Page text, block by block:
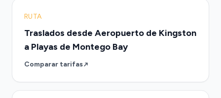
RUTA
Traslados desde Aeropuerto de Kingston
a Playas de Montego Bay
Comparar tarifas